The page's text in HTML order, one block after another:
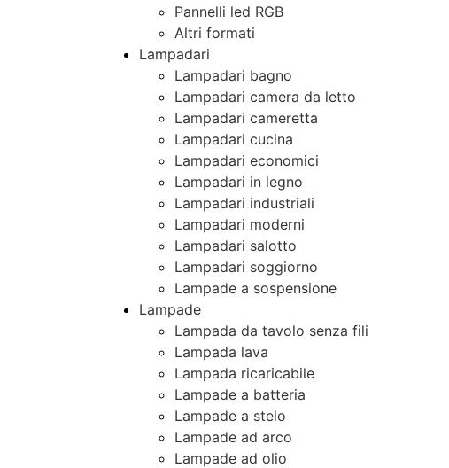
Pannelli led RGB
Altri formati
Lampadari
Lampadari bagno
Lampadari camera da letto
Lampadari cameretta
Lampadari cucina
Lampadari economici
Lampadari in legno
Lampadari industriali
Lampadari moderni
Lampadari salotto
Lampadari soggiorno
Lampade a sospensione
Lampade
Lampada da tavolo senza fili
Lampada lava
Lampada ricaricabile
Lampade a batteria
Lampade a stelo
Lampade ad arco
Lampade ad olio